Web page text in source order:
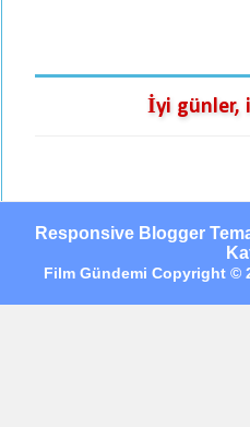
İyi günler,
Responsive Blogger
Film Gündemi Copyright ©